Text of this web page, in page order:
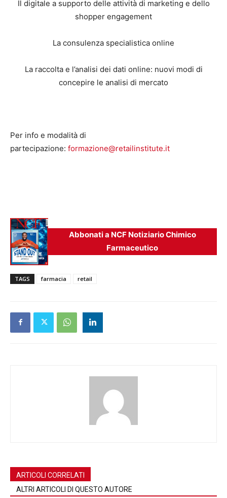
Il digitale a supporto delle attività di marketing e dello
shopper engagement
La consulenza specialistica online
La raccolta e l’analisi dei dati online: nuovi modi di
concepire le analisi di mercato
Per info e modalità di
partecipazione: formazione@retailinstitute.it
Abbonati a NCF Notiziario Chimico
Farmaceutico
TAGS farmacia retail
ARTICOLI CORRELATI
ALTRI ARTICOLI DI QUESTO AUTORE